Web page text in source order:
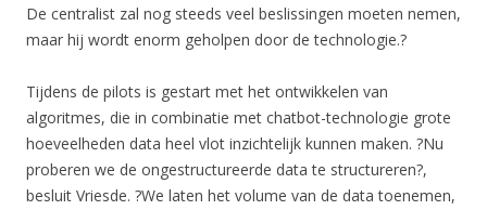
De centralist zal nog steeds veel beslissingen moeten nemen,
maar hij wordt enorm geholpen door de technologie.?
Tijdens de pilots is gestart met het ontwikkelen van
algoritmes, die in combinatie met chatbot-technologie grote
hoeveelheden data heel vlot inzichtelijk kunnen maken. ?Nu
proberen we de ongestructureerde data te structureren?,
besluit Vriesde. ?We laten het volume van de data toenemen,